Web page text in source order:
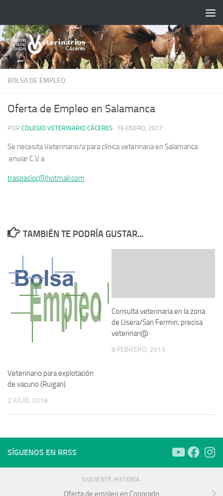
BOLSA DE EMPLEO
Oferta de Empleo en Salamanca
POR COLEGIO VETERINARIO CÁCERES · 16 ENERO, 2017
Se necesita Veterinario/a para clínica veterinaria en Salamanca
.enviar C.V a
traspasloc@hotmail.com
TAMBIÉN TE PODRÍA GUSTAR...
Veterinario para explotación
de vacuno (Ruigan)
2 JULIO, 2018
Consulta veterinaria en la zona
de Usera/San Fermin, precisa
veterinari@
8 FEBRERO, 2013
SÍGUENOS EN RRSS
SIGUIENTE HISTORIA
Oferta de empleo en Cooprado